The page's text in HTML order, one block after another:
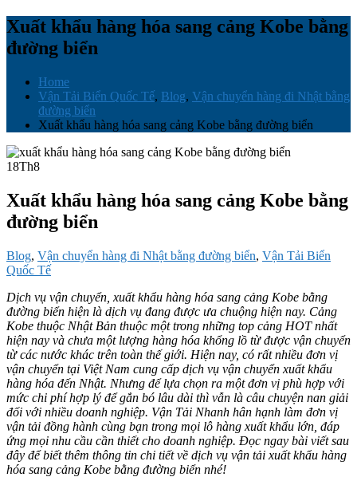
Xuất khẩu hàng hóa sang cảng Kobe bằng
đường biển
Home
Vận Tải Biển Quốc Tế, Blog, Vận chuyển hàng đi Nhật bằng
đường biển
Xuất khẩu hàng hóa sang cảng Kobe bằng đường biển
18Th8
Xuất khẩu hàng hóa sang cảng Kobe bằng
đường biển
Blog, Vận chuyển hàng đi Nhật bằng đường biển, Vận Tải Biển
Quốc Tế
Dịch vụ vận chuyển, xuất khẩu hàng hóa sang cảng Kobe bằng
đường biển hiện là dịch vụ đang được ưa chuộng hiện nay. Cảng
Kobe thuộc Nhật Bản thuộc một trong những top cảng HOT nhất
hiện nay và chưa một lượng hàng hóa khổng lồ từ được vận chuyển
từ các nước khác trên toàn thế giới. Hiện nay, có rất nhiều đơn vị
vận chuyển tại Việt Nam cung cấp dịch vụ vận chuyển xuất khẩu
hàng hóa đến Nhật. Nhưng để lựa chọn ra một đơn vị phù hợp với
mức chi phí hợp lý để gắn bó lâu dài thì vẫn là câu chuyện nan giải
đối với nhiều doanh nghiệp. Vận Tải Nhanh hân hạnh làm đơn vị
vận tải đồng hành cùng bạn trong mọi lô hàng xuất khẩu lớn, đáp
ứng mọi nhu cầu cần thiết cho doanh nghiệp. Đọc ngay bài viết sau
đây để biết thêm thông tin chi tiết về dịch vụ vận tải xuất khẩu hàng
hóa sang cảng Kobe bằng đường biển nhé!